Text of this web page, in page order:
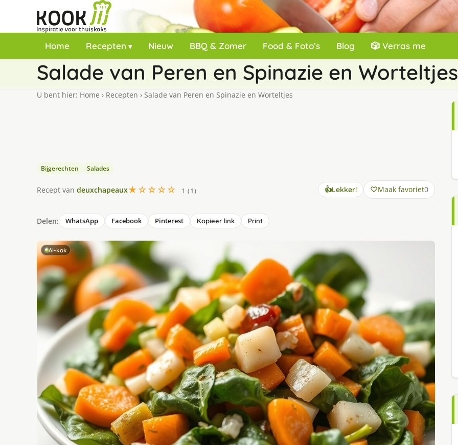
Home Recepten Nieuw BBQ & Zomer Food & Foto’s Blog 🎲 Verras me
Salade van Peren en Spinazie en Worteltjes
U bent hier: Home › Recepten › Salade van Peren en Spinazie en Worteltjes
Bijgerechten Salades
Recept van deuxchapeaux★☆☆☆☆ 1 (1) 👍Lekker! Maak favoriet0
Delen: WhatsApp Facebook Pinterest Kopieer link Print
AI-kok